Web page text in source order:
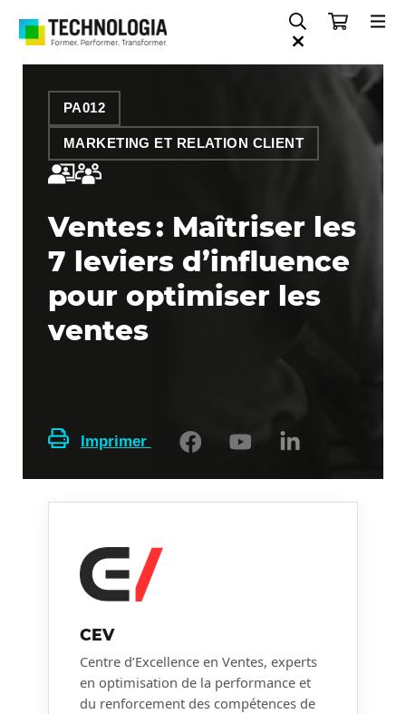
PA012
MARKETING ET RELATION CLIENT
Ventes : Maîtriser les
7 leviers d’influence
pour optimiser les
ventes
Imprimer
CEV
Centre d’Excellence en Ventes, experts
en optimisation de la performance et
du renforcement des compétences de